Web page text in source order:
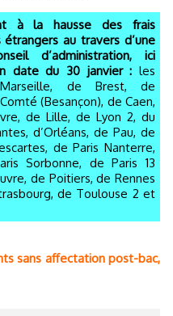
au travers d’une
d’administration, ici
date du 30 janvier : les
Marseille, de Brest, de
(Besançon), de Caen,
de Lille, de Lyon 2, du
d’Orléans, de Pau, de
de Paris Nanterre,
Sorbonne, de Paris 13
de Poitiers, de Rennes
de Toulouse 2 et
sans affectation post-bac,